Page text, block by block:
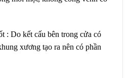
: Do kết cấu bên trong cửa có
xương tạo ra nên có phần